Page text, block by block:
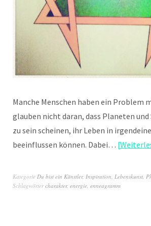
Manche Menschen haben ein Problem
glauben nicht daran, dass Planeten
zu sein scheinen, ihr Leben in
beeinflussen können. Dabei…
Kategorie Du bist ein Künstler, Inspiration, Lebenskunst,
Schlagwörtercharakter, energie, enneagramm